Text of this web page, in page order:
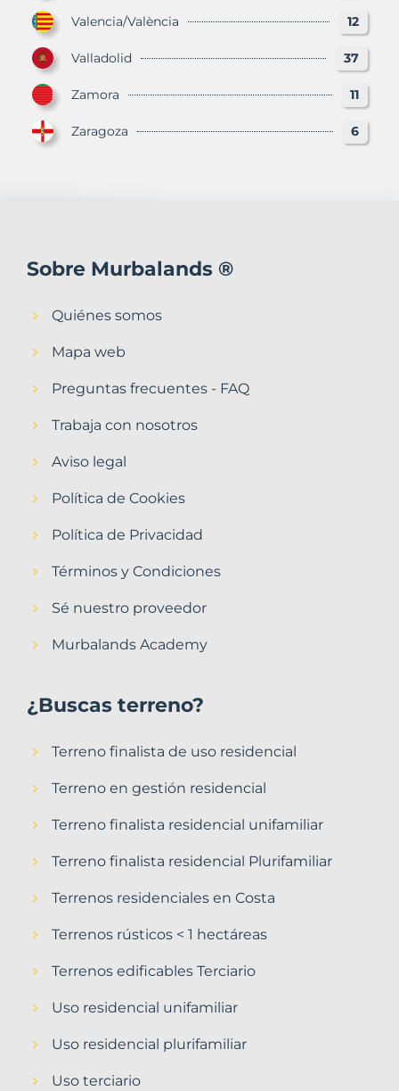
Valencia/València 12
Valladolid 37
Zamora 11
Zaragoza 6
Sobre Murbalands ®
Quiénes somos
Mapa web
Preguntas frecuentes - FAQ
Trabaja con nosotros
Aviso legal
Política de Cookies
Política de Privacidad
Términos y Condiciones
Sé nuestro proveedor
Murbalands Academy
¿Buscas terreno?
Terreno finalista de uso residencial
Terreno en gestión residencial
Terreno finalista residencial unifamiliar
Terreno finalista residencial Plurifamiliar
Terrenos residenciales en Costa
Terrenos rústicos < 1 hectáreas
Terrenos edificables Terciario
Uso residencial unifamiliar
Uso residencial plurifamiliar
Uso terciario